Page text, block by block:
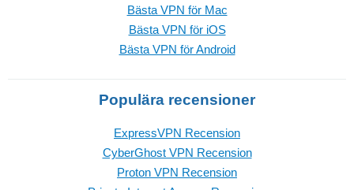
Bästa VPN för Mac
Bästa VPN för iOS
Bästa VPN för Android
Populära recensioner
ExpressVPN Recension
CyberGhost VPN Recension
Proton VPN Recension